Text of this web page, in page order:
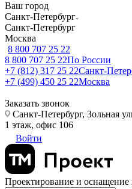
Ваш город
Санкт-Петербург
Санкт-Петербург
Москва
8 800 707 25 22
8 800 707 25 22По России
+7 (812) 317 25 22Санкт-
+7 (499) 450 25 22Москва
Заказать звонок
Санкт-Петербург, Зольная
1 этаж, офис 106
Войти
Проектирование и оснащение